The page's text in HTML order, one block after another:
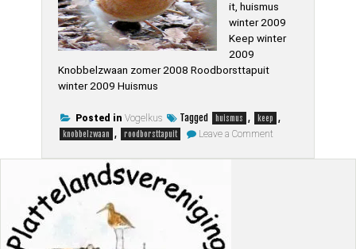
it, huismus
winter 2009
Keep winter
2009
Knobbelzwaan zomer 2008 Roodborsttapuit
winter 2009 Huismus
Posted in Vogelkus Tagged huismus , keep ,
knobbelzwaan , roodborsttapuit Leave a Commenton